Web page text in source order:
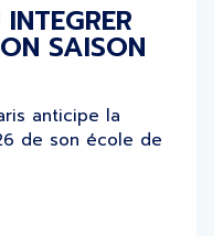
SAISON
anticipe la
de son école de